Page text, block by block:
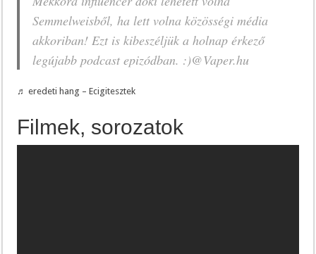
Semmelweisből, ha lett volna közösségi média
akkoriban! Ezt is kibeszéljük a holnap érkező
legújabb podcast epizódban. :)@Vaper.hu
♬ eredeti hang – Ecigitesztek
Filmek, sorozatok